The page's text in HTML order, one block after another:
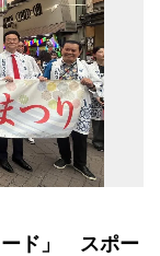
ード」 スポー